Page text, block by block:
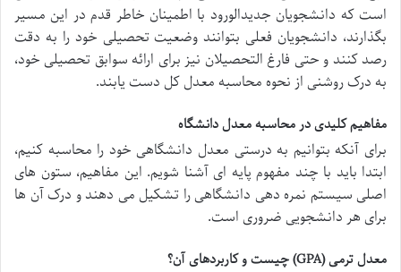
است که دانشجویان جدیدالورود با اطمینان خاطر قدم در این مسیر
بگذارند، دانشجویان فعلی بتوانند وضعیت تحصیلی خود را به دقت
رصد کنند و حتی فارغ التحصیلان نیز برای ارائه سوابق تحصیلی خود،
به درک روشنی از نحوه محاسبه معدل کل دست یابند.
مفاهیم کلیدی در محاسبه معدل دانشگاه
برای آنکه بتوانیم به درستی معدل دانشگاهی خود را محاسبه کنیم،
ابتدا باید با چند مفهوم پایه ای آشنا شویم. این مفاهیم، ستون های
اصلی سیستم نمره دهی دانشگاهی را تشکیل می دهند و درک آن ها
برای هر دانشجویی ضروری است.
معدل ترمی (GPA) چیست و کاربردهای آن؟